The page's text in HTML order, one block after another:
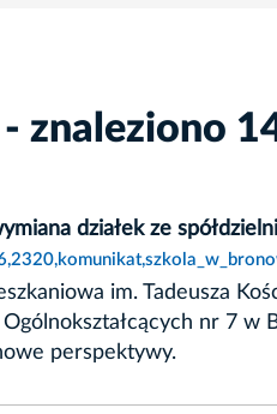
znaleziono
działek ze
im. Tadeusza
nr 7
perspektywy.